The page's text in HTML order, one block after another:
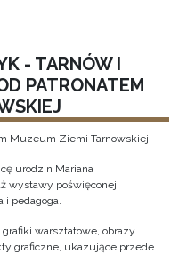
- TARNÓW I
PATRONATEM
Muzeum Ziemi Tarnowskiej.
urodzin Mariana
wystawy poświęconej
i pedagoga.
warsztatowe, obrazy
graficzne, ukazujące przede